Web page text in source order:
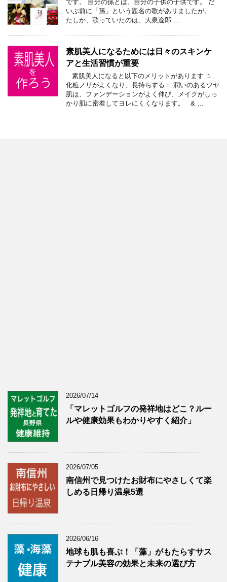
です。 自分の孫とは、自分の子供の子供です。 だ
いぶ前に「孫」という題名の歌があリましたが。
たしか、歌っていたのは、大泉逸郎 …
素肌美人になるためには日々のスキンケ
アと生活習慣が重要
素肌美人になると以下のメリットがあります １.
化粧ノリがよくなり、長持ちする： 潤いのあるツヤ
肌は、ファンデーションがよく伸び、メイクがしっ
かり肌に密着してヨレにくくなります。 & …
2026/07/14
「マレットゴルフの発祥地はどこ？ルー
ルや健康効果もわかりやすく紹介」
2026/07/05
南信州で見つけたお財布にやさしくて楽
しめる日帰り温泉5選
2026/06/16
地球も肌も喜ぶ！「藻」がもたらすサス
テナブル美容の効果と未来の選び方